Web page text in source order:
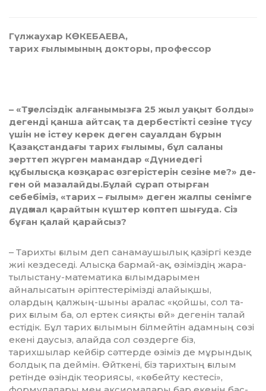
Гүлжаухар КӨКЕБАЕВА,
тарих ғылымының докторы, профессор
– «Тәуелсіздік алғанымызға 25 жыл уақыт болды»
дегенді қанша айт­­сақ та дербестікті сезіне түсу
үшін не істеу керек деген сауалдан бұ­рын
Қазақстандағы тарих ғы­лымы, бұл саланы
зерттеп жүрген ма­мандар «Дүниедегі
құбылысқа көз­қарас өзгерістерін сезіне ме?» де­
ген ой мазалайды.Бұлай сұрап отыр­ған
себебіміз, «тарих – ғылым» де­ген жалпы сенімге
дүдәмал қа­рай­тын күштер көптеп шығуда. Сіз
бұған қалай қарайсыз?
– Тарихты ғылым деп сана­мау­шы­­лық қазіргі кезде
жиі кездеседі. Алыс­қа бармай-ақ, өзіміздің жа­ра­
ты­лыстану-математика ғылым­да­ры­­мен
айналысатын әріп­тес­тері­міз­ді алайықшы,
олардың қал­­­­­­­жың-шыны аралас «қойшы, сол та­
рих ғылым ба, ол ертек сияқ­ты ғой» дегенін та­­лай
естідік. Бұл тарих ғылымын білмейтін адамның сөзі
екені даусыз, алайда сол сөз­дер­ге біз,
тарихшылар кейбір сәт­терде өзіміз де мұрындық
болдық па деймін. Өйт­кені, біз тарихтың ғылым
ретінде өзін­дік теориясы, «кө­бейту кес­тесі»,